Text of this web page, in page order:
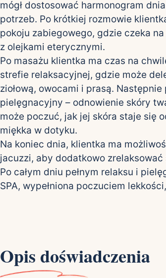
mógł dostosować harmonogram
potrzeb. Po krótkiej rozmowie
pokoju zabiegowego, gdzie czeka
z olejkami eterycznymi.
Po masażu klientka ma czas na
strefie relaksacyjnej, gdzie może
ziołową, owocami i prasą.
pielęgnacyjny – odnowienie skóry
może poczuć, jak jej skóra staje się
miękka w dotyku.
Na koniec dnia, klientka ma
jacuzzi, aby dodatkowo
Po całym dniu pełnym relaksu i
SPA, wypełniona poczuciem
Opis doświadczenia